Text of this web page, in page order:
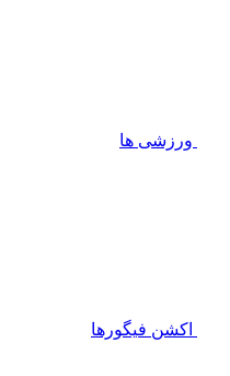
ورزشی ها
اکشن فیگورها